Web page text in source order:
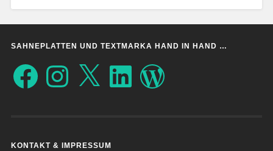
SAHNEPLATTEN UND TEXTMARKA HAND IN HAND …
KONTAKT & IMPRESSUM